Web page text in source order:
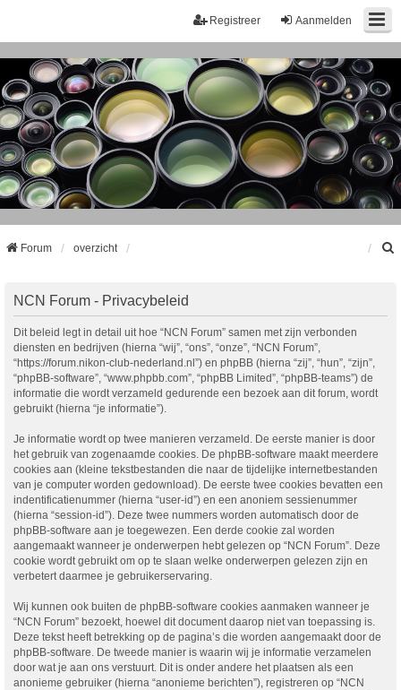
Aanmelden
Registreer
Forum overzicht
NCN Forum - Privacybeleid
Dit beleid legt in detail uit hoe “NCN Forum” samen met zijn verbonden
diensten en bedrijven (hierna “wij”, “ons”, “onze”, “NCN Forum”,
“https://forum.nikon-club-nederland.nl”) en phpBB (hierna “zij”, “hun”, “zijn”,
“phpBB-software”, “www.phpbb.com”, “phpBB Limited”, “phpBB-teams”) de
informatie die wordt verzameld gedurende een bezoek aan dit forum, wordt
gebruikt (hierna “je informatie”).
Je informatie wordt op twee manieren verzameld. De eerste manier is door
het gebruik van zogenaamde cookies. De phpBB-software maakt meerdere
cookies aan (kleine tekstbestanden die naar de tijdelijke internetbestanden
van je computer worden gedownload). De eerste twee cookies bevatten een
indentificatienummer (hierna “user-id”) en een anoniem sessienummer
(hierna “session-id”). Deze twee nummers worden automatisch door de
phpBB-software aan je toegewezen. Een derde cookie zal worden
aangemaakt wanneer je onderwerpen hebt gelezen op “NCN Forum”. Deze
cookie wordt gebruikt om op te slaan welke onderwerpen gelezen zijn en
verbetert daarmee je gebruikerservaring.
Wij kunnen ook buiten de phpBB-software cookies aanmaken wanneer je
“NCN Forum” bezoekt, hoewel dit document daarop niet van toepassing is.
Deze tekst heeft betrekking op de pagina’s die worden aangemaakt door de
phpBB-software. De tweede manier is waarin wij je informatie verzamelen
door wat je aan ons verstuurt. Dit is onder andere het plaatsen als een
anonieme gebruiker (hierna “anonieme berichten”), registreren op “NCN